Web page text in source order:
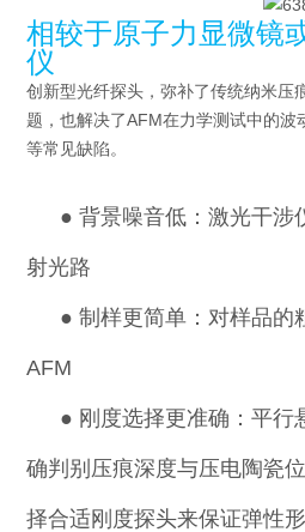
相较于原子力显微镜
仪
创新型光纤探头，弥补了传统纳米压
题，也解决了AFM在力学测试中的波
等常见缺陷。
●背景噪音低：激光干涉
射光路
●制样更简单：对样品的
AFM
● 刚度选择更准确：平行
确判别压痕深度与压电陶瓷
择合适刚度探头来保证弹性